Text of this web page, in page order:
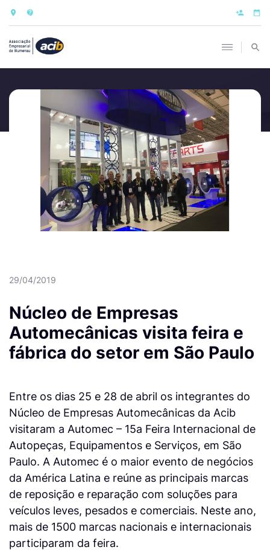
29/04/2019
Núcleo de Empresas
Automecânicas visita feira e
fábrica do setor em São Paulo
Entre os dias 25 e 28 de abril os integrantes do
Núcleo de Empresas Automecânicas da Acib
visitaram a Automec – 15a Feira Internacional de
Autopeças, Equipamentos e Serviços, em São
Paulo. A Automec é o maior evento de negócios
da América Latina e reúne as principais marcas
de reposição e reparação com soluções para
veículos leves, pesados e comerciais. Neste ano,
mais de 1500 marcas nacionais e internacionais
participaram da feira.